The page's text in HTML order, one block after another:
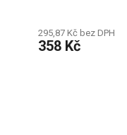
295,87 Kč bez DPH
358 Kč